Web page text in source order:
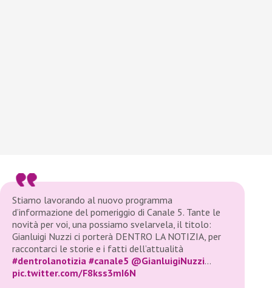
Stiamo lavorando al nuovo programma
d’informazione del pomeriggio di Canale 5. Tante le
novità per voi, una possiamo svelarvela, il titolo:
Gianluigi Nuzzi ci porterà DENTRO LA NOTIZIA, per
raccontarci le storie e i fatti dell’attualità
#dentrolanotizia #canale5 @GianluigiNuzzi…
pic.twitter.com/F8kss3mI6N